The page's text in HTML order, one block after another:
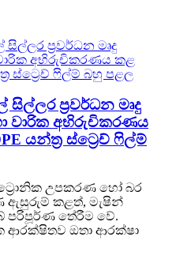
සිල්ලර ප්‍රවර්ධන මෘදු
වාරික අභිරුචිකරණය
යන්ත්‍ර ස්ට්‍රෙච් ෆිල්ම්
උපකරණ හෝ බර
ඇසුරුම් කළත්, මැෂින්
පරිපූර්ණ තේරීම වේ.
ආරක්ෂිතව ඔතා ආරක්ෂා